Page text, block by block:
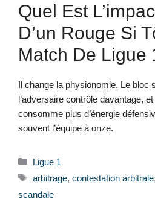
Quel Est
D’un Rouge Si
Match De Ligue
Il change la physionomie. Le bloc
l’adversaire contrôle davantage,
consomme plus d’énergie
souvent l’équipe à onze.
Catégories
Ligue 1
Étiquettes
arbitrage, contestation arbitrale,
scandale